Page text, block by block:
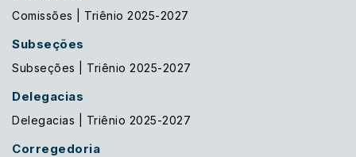
Comissões | Triênio 2025-2027
Subseções
Subseções | Triênio 2025-2027
Delegacias
Delegacias | Triênio 2025-2027
Corregedoria